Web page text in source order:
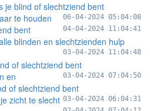
je blind of slechtziend bent
06-04-2024 05:04:08
te houden
bent
04-04-2024 11:04:41
blinden en slechtzienden hulp
03-04-2024 11:04:48
of slechtziend bent
03-04-2024 07:04:50
en
of slechtziend bent
03-04-2024 06:04:31
zicht te slecht